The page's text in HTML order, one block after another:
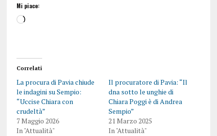
Mi piace:
Correlati
La procura di Pavia chiude
le indagini su Sempio:
“Uccise Chiara con
crudeltà”
7 Maggio 2026
In "Attualità"
Il procuratore di Pavia: “Il
dna sotto le unghie di
Chiara Poggi è di Andrea
Sempio”
21 Marzo 2025
In "Attualità"